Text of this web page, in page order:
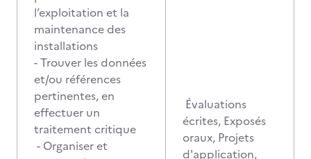
l’exploitation et la
maintenance des
installations
- Trouver les données
et/ou références
pertinentes, en
effectuer un
traitement critique
- Organiser et
Évaluations
écrites, Exposés
oraux, Projets
d'application,